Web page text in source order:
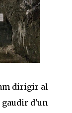
dirigir al
gaudir d'un